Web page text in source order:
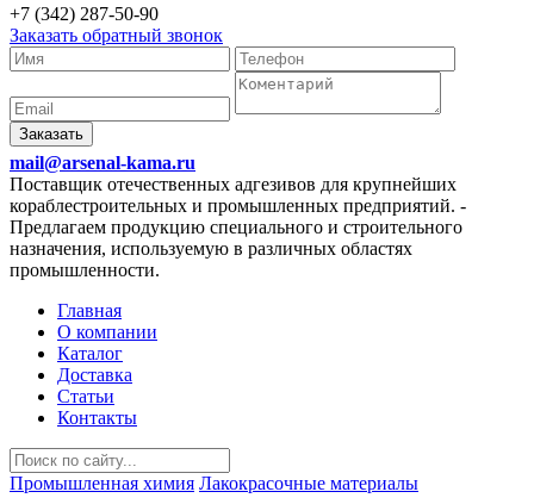
+7 (342) 287-50-90
Заказать обратный звонок
Заказать
mail@arsenal-kama.ru
Поставщик отечественных адгезивов для крупнейших
кораблестроительных и промышленных предприятий. -
Предлагаем продукцию специального и строительного
назначения, используемую в различных областях
промышленности.
Главная
О компании
Каталог
Доставка
Статьи
Контакты
Промышленная химия Лакокрасочные материалы